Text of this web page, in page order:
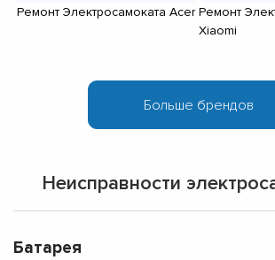
Ремонт Электросамоката Acer Ремонт
Xiaomi
Неисправности
Батарея